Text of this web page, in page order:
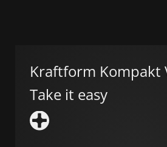
Kraftform Kompakt
Take it easy